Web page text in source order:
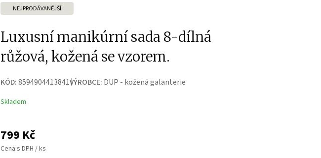
NEJPRODÁVANĚJŠÍ
Luxusní manikúrní sada 8-dílná
růžová, kožená se vzorem.
KÓD:8594904413841VÝROBCE: DUP - kožená galanterie
Skladem
799 Kč
Cena s DPH / ks